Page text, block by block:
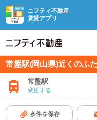
ニフティ不動産
賃貸アプリ
常盤駅(岡山県)近くのふ
常盤駅
変更する
条件を保存